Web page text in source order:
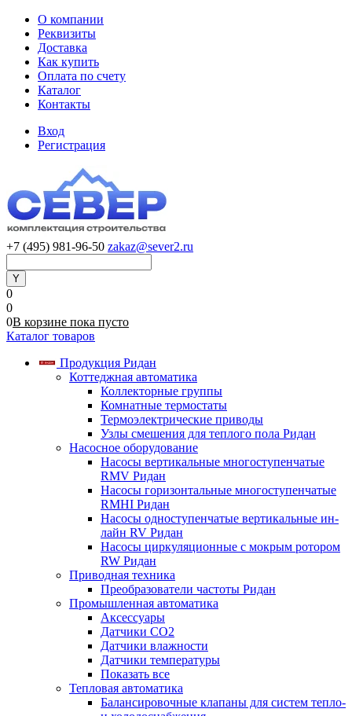
О компании
Реквизиты
Доставка
Как купить
Оплата по счету
Каталог
Контакты
Вход
Регистрация
+7 (495) 981-96-50 zakaz@sever2.ru
0
0
0В корзине пока пусто
Каталог товаров
Продукция Ридан
Коттеджная автоматика
Коллекторные группы
Комнатные термостаты
Термоэлектрические приводы
Узлы смешения для теплого пола Ридан
Насосное оборудование
Насосы вертикальные многоступенчатые
RMV Ридан
Насосы горизонтальные многоступенчатые
RMHI Ридан
Насосы одноступенчатые вертикальные ин-
лайн RV Ридан
Насосы циркуляционные с мокрым ротором
RW Ридан
Приводная техника
Преобразователи частоты Ридан
Промышленная автоматика
Аксессуары
Датчики CO2
Датчики влажности
Датчики температуры
Показать все
Тепловая автоматика
Балансировочные клапаны для систем тепло-